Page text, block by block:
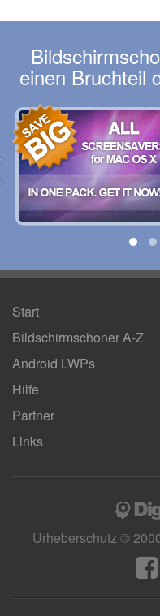
einen Bruchteil
Start
Bildschirmschoner A-Z
Android LWPs
Hilfe
Partner
Links
Urheberschutz ©